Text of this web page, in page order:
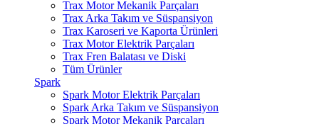
Trax Motor Mekanik Parçaları
Trax Arka Takım ve Süspansiyon
Trax Karoseri ve Kaporta Ürünleri
Trax Motor Elektrik Parçaları
Trax Fren Balatası ve Diski
Tüm Ürünler
Spark
Spark Motor Elektrik Parçaları
Spark Arka Takım ve Süspansiyon
Spark Motor Mekanik Parçaları